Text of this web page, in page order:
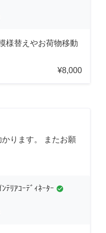
様替えやお荷物移動
¥8,000
ります。 またお願
ﾃﾘｱｺｰﾃﾞｨﾈｰﾀｰ check_circle